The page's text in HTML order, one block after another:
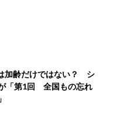
加齢だけではない？ シ
「第1回 全国もの忘れ